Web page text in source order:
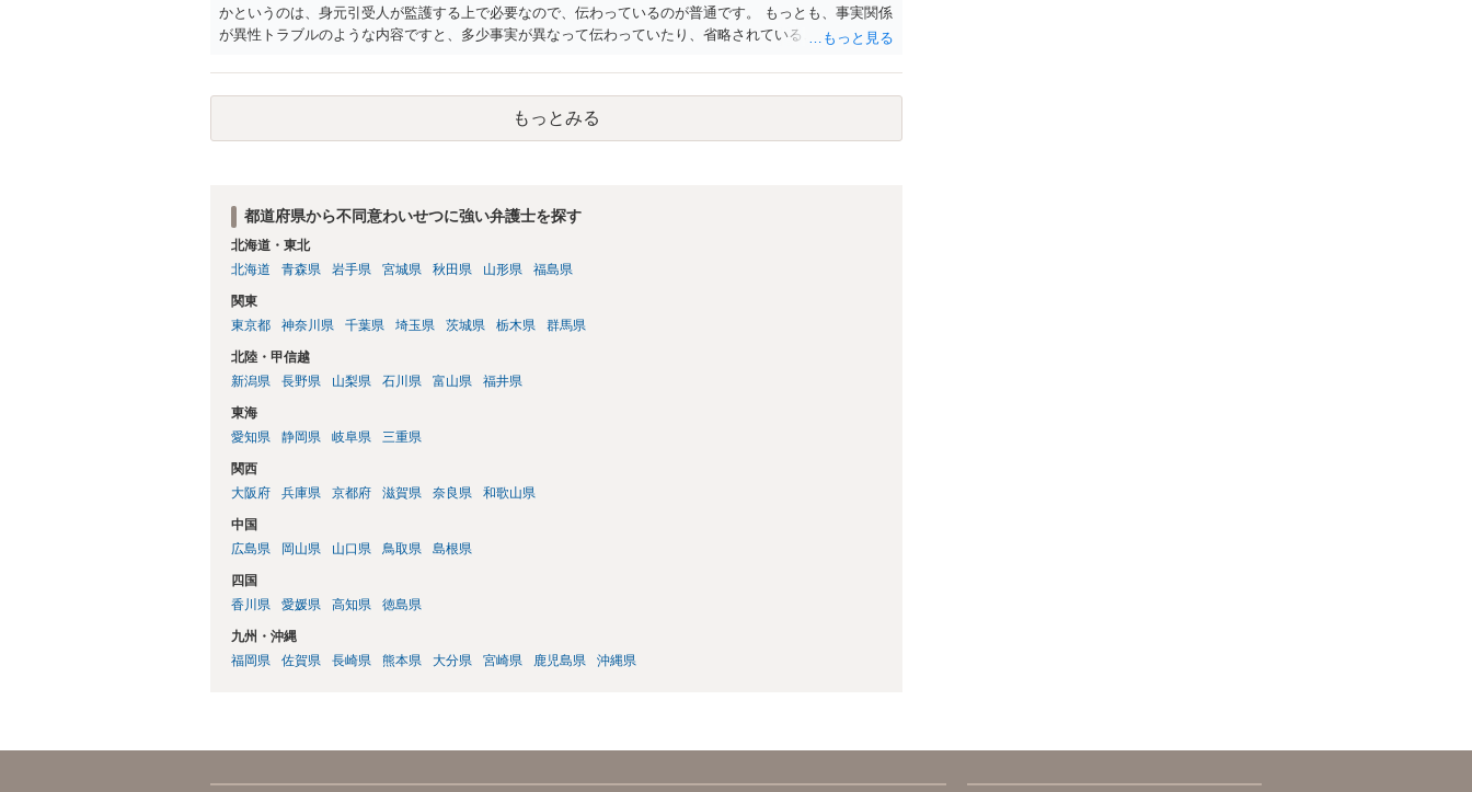
かというのは、身元引受人が監護する上で必要なので、伝わっているのが普通です。 もっとも、事実関係
が異性トラブルのような内容ですと、多少事実が異なって伝わっていたり、省略されていることもありう
もっとみる
都道府県から不同意わいせつに強い弁護士を探す
北海道・東北
北海道
青森県 岩手県 宮城県 秋田県 山形県 福島県
関東
東京都
神奈川県 千葉県 埼玉県 茨城県 栃木県 群馬県
北陸・甲信越
新潟県
長野県 山梨県 石川県 富山県 福井県
東海
愛知県
静岡県 岐阜県 三重県
関西
大阪府
兵庫県 京都府 滋賀県 奈良県 和歌山県
中国
広島県
岡山県 山口県 鳥取県 島根県
四国
香川県
愛媛県 高知県 徳島県
九州・沖縄
福岡県
佐賀県 長崎県 熊本県 大分県 宮崎県 鹿児島県 沖縄県